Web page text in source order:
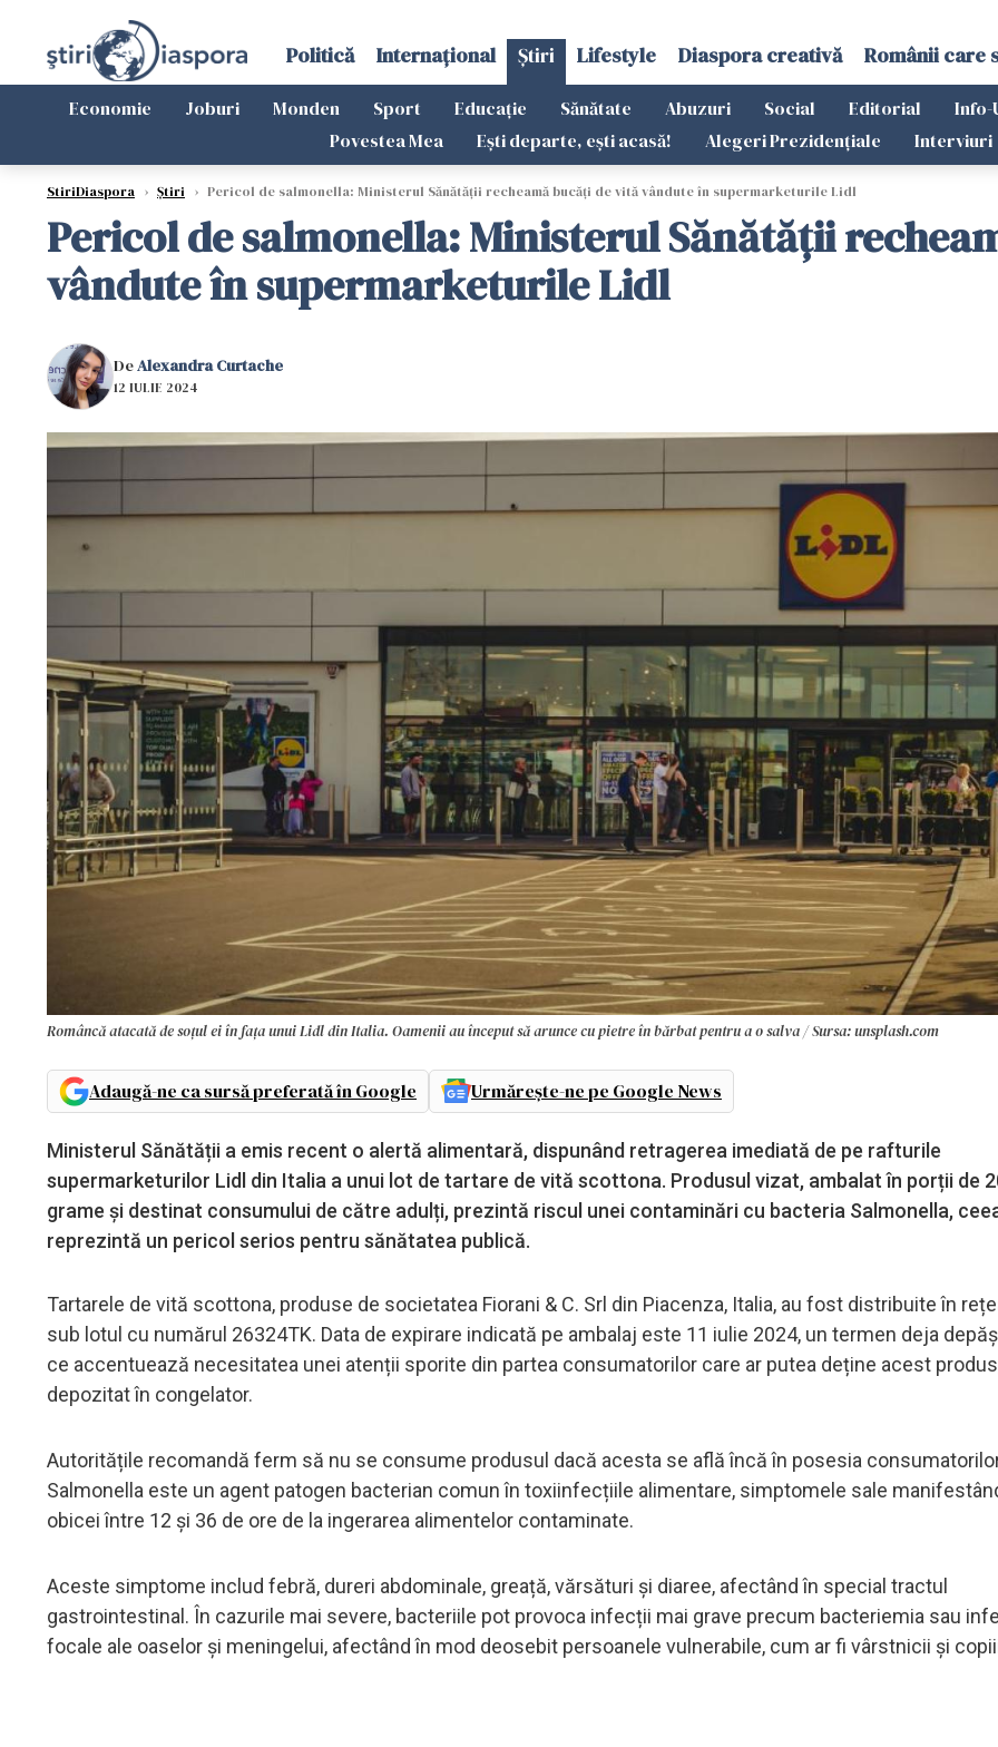
Politică Internațional Știri Lifestyle Diaspora creativă Românii care
Economie Joburi Monden Sport Educație Sănătate Abuzuri Social Editorial Info-
Povestea Mea
Ești departe, ești acasă! Alegeri Prezidențiale Interviuri
StiriDiaspora › Știri › Pericol de salmonella: Ministerul Sănătății recheamă bucăți de vită vândute în supermarketurile Lidl
Pericol de salmonella: Ministerul Sănătății
vândute în supermarketurile Lidl
DeAlexandra Curtache
12 IULIE 2024
Româncă atacată de soțul ei în fața unui Lidl din Italia. Oamenii au început să arunce cu pietre în bărbat pentru a o salva / Sursa: unsplash.com
Adaugă-ne ca sursă preferată în Google Urmărește-ne pe Google News
Ministerul Sănătății a emis recent o alertă alimentară, dispunând retragerea imediată de pe rafturile
supermarketurilor Lidl din Italia a unui lot de tartare de vită scottona. Produsul vizat, ambalat în porții de
grame și destinat consumului de către adulți, prezintă riscul unei contaminări cu bacteria Salmonella,
reprezintă un pericol serios pentru sănătatea publică.
Tartarele de vită scottona, produse de societatea Fiorani & C. Srl din Piacenza, Italia, au fost distribuite în
sub lotul cu numărul 26324TK. Data de expirare indicată pe ambalaj este 11 iulie 2024, un termen deja
ce accentuează necesitatea unei atenții sporite din partea consumatorilor care ar putea deține acest
depozitat în congelator.
Autoritățile recomandă ferm să nu se consume produsul dacă acesta se află încă în posesia
Salmonella este un agent patogen bacterian comun în toxiinfecțiile alimentare, simptomele sale
obicei între 12 și 36 de ore de la ingerarea alimentelor contaminate.
Aceste simptome includ febră, dureri abdominale, greață, vărsături și diaree, afectând în special tractul
gastrointestinal. În cazurile mai severe, bacteriile pot provoca infecții mai grave precum bacteriemia sau
focale ale oaselor și meningelui, afectând în mod deosebit persoanele vulnerabile, cum ar fi vârstnicii și